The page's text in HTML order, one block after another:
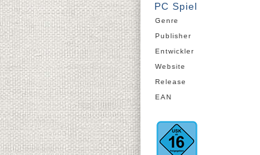
PC Spiel
Genre
Publisher
Entwickler
Website
Release
EAN